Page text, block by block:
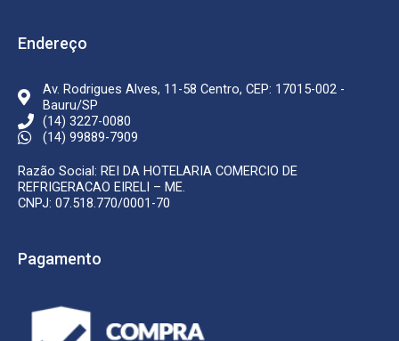
k
-
m
Endereço
Av. Rodrigues Alves, 11-58 Centro, CEP: 17015-002 -
Bauru/SP
(14) 3227-0080
(14) 99889-7909
Razão Social: REI DA HOTELARIA COMERCIO DE
REFRIGERACAO EIRELI – ME.
CNPJ: 07.518.770/0001-70
Pagamento